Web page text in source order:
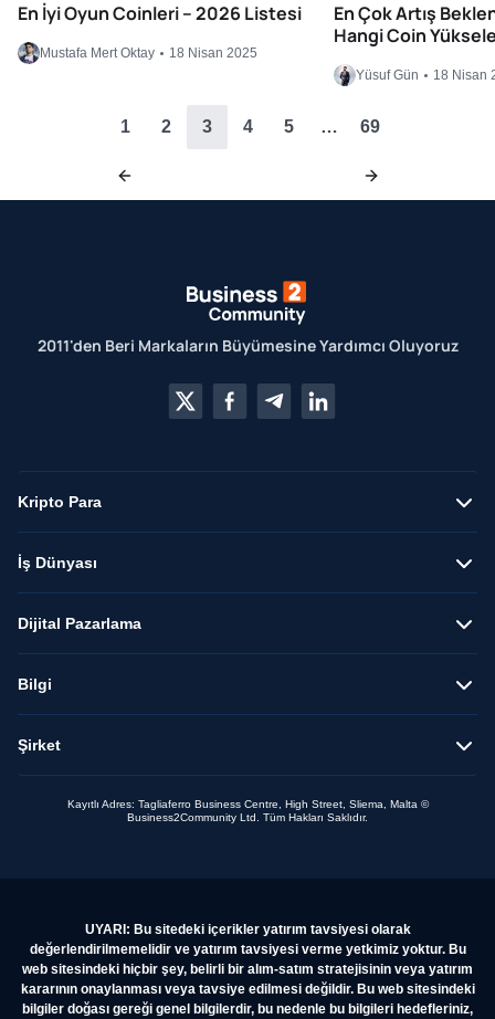
En İyi Oyun Coinleri – 2026 Listesi
Mustafa Mert Oktay 18 Nisan 2025
En Çok Artış
Hangi Coin
Yüsuf Gün 18 Nisan
1 2 3 4 5 … 69
2011'den Beri Markaların Büyümesine Yardımcı Oluyoruz
Kripto Para
İş Dünyası
Dijital Pazarlama
Bilgi
Şirket
Kayıtlı Adres: Tagliaferro Business Centre, High Street, Sliema, Malta ©
Business2Community Ltd. Tüm Hakları Saklıdır.
UYARI: Bu sitedeki içerikler yatırım tavsiyesi olarak
değerlendirilmemelidir ve yatırım tavsiyesi verme yetkimiz yoktur. Bu
web sitesindeki hiçbir şey, belirli bir alım-satım stratejisinin veya yatırım
kararının onaylanması veya tavsiye edilmesi değildir. Bu web sitesindeki
bilgiler doğası gereği genel bilgilerdir, bu nedenle bu bilgileri hedefleriniz,